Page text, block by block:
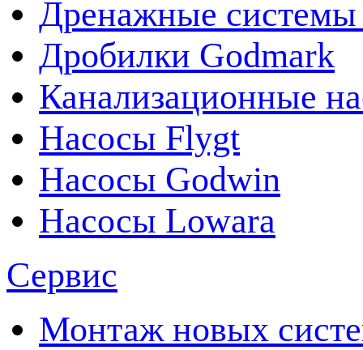
Дренажные системы
Дробилки Godmark
Канализационные
Насосы Flygt
Насосы Godwin
Насосы Lowara
Сервис
Монтаж новых